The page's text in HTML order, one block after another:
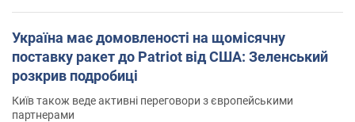
Україна має домовленості на щомісячну
поставку ракет до Patriot від США: Зеленський
розкрив подробиці
Київ також веде активні переговори з європейськими
партнерами